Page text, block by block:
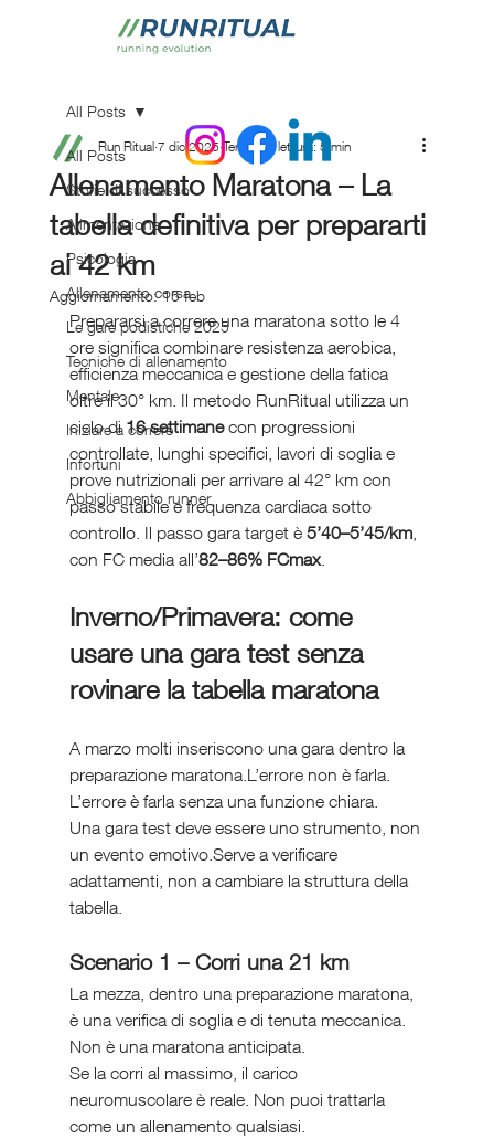
All Posts
Storie di successo
Alimentazione
Psicologia
Allenamento corsa
Le gare podistiche 2025
Tecniche di allenamento
Mentale
Iniziare a correre
Infortuni
Abbigliamento runner
All Posts
Allenamento Maratona – La
tabella definitiva per prepararti
ai 42 km
Run Ritual 7 dic 2025 Tempo di lettura: 5 min
Aggiornamento:15 feb
Prepararsi a correre una maratona sotto le 4
ore significa combinare resistenza aerobica,
efficienza meccanica e gestione della fatica
oltre il 30° km. Il metodo RunRitual utilizza un
ciclo di 16 settimane con progressioni
controllate, lunghi specifici, lavori di soglia e
prove nutrizionali per arrivare al 42° km con
passo stabile e frequenza cardiaca sotto
controllo. Il passo gara target è 5’40–5’45/km,
con FC media all’82–86% FCmax.
Inverno/Primavera: come
usare una gara test senza
rovinare la tabella maratona
A marzo molti inseriscono una gara dentro la
preparazione maratona.L’errore non è farla.
L’errore è farla senza una funzione chiara.
Una gara test deve essere uno strumento, non
un evento emotivo.Serve a verificare
adattamenti, non a cambiare la struttura della
tabella.
Scenario 1 – Corri una 21 km
La mezza, dentro una preparazione maratona,
è una verifica di soglia e di tenuta meccanica.
Non è una maratona anticipata.
Se la corri al massimo, il carico
neuromuscolare è reale. Non puoi trattarla
come un allenamento qualsiasi.